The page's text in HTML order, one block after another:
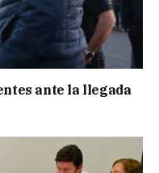
ante la llegada